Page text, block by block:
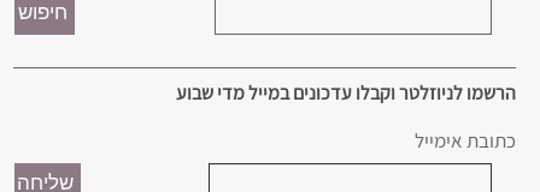
הרשמו לניוזלטר וקבלו עדכונים במייל מדי שבוע
כתובת אימייל